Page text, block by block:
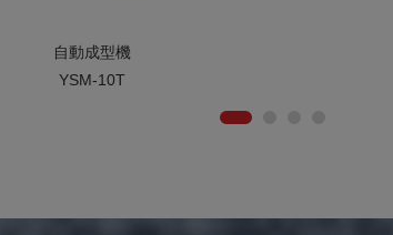
自動成型機
YSM-10T